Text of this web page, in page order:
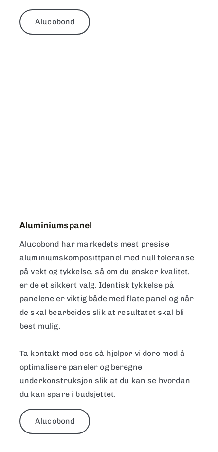
Aluminiumspanel
Alucobond har markedets mest presise
aluminiumskomposittpanel med nulltoleranse
påvekt og tykkelse, så om du ønsker kvalitet,
er de et sikkert valg. Identisk tykkelse på
panelene er viktig både med flate panel og når
de skal bearbeides slik at resultatet skal bli
best mulig.
Ta kontakt med oss så hjelper vi dere med å
optimalisere paneler og beregne
underkonstruksjon slik at du kan se hvordan
du kan spare i budsjettet.
Alucobond
Alucobond